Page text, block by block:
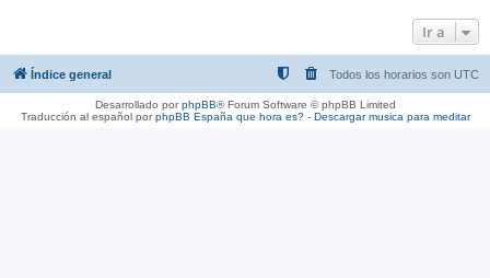
Ir a
Índice general Todos los horarios son UTC
Desarrollado porphpBB® Forum Software © phpBB Limited
Traducción al español porphpBB España que hora es?- Descargar musica para meditar